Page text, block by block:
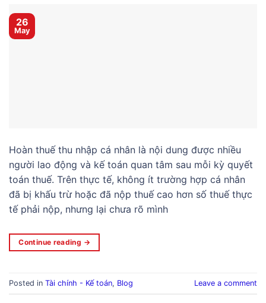
26
May
Hoàn thuế thu nhập cá nhân là nội dung được nhiều
người lao động và kế toán quan tâm sau mỗi kỳ quyết
toán thuế. Trên thực tế, không ít trường hợp cá nhân
đã bị khấu trừ hoặc đã nộp thuế cao hơn số thuế thực
tế phải nộp, nhưng lại chưa rõ mình
Continue reading →
Posted in Tài chính - Kế toán, Blog Leave a comment